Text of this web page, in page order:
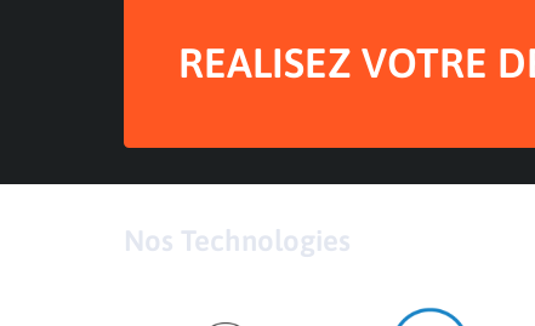
REALISEZ VOTRE
Nos Technologies